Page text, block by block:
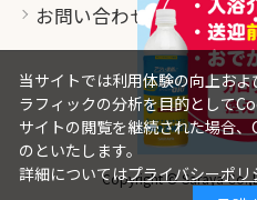
お問い合わせ
Copyright © Saraya
当サイトでは利用体験の向上お
ラフィックの分析を目的として
サイトの閲覧を継続された場合
のといたします。
詳細についてはプライバシーポリ